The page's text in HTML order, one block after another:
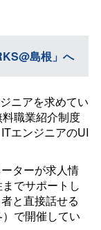
島根」へ
ニアを求めてい
職業紹介制度
エンジニアのUI
ターが求人情
でサポートし
と直接話せる
で開催してい